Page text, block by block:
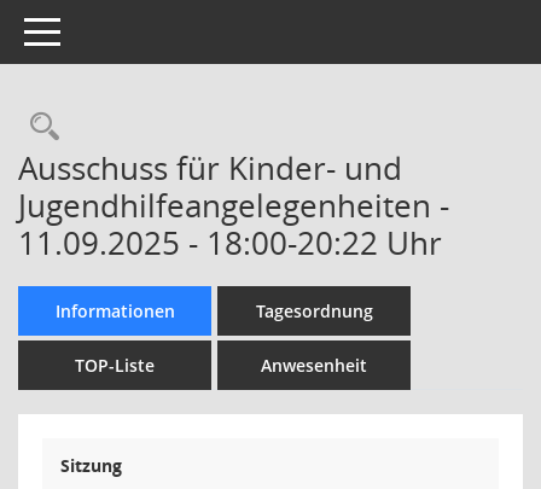
Toggle navigation
Rechercheauswahl
Ausschuss für Kinder- und
Jugendhilfeangelegenheiten -
11.09.2025 - 18:00-20:22 Uhr
Informationen Tagesordnung
TOP-Liste Anwesenheit
Sitzung